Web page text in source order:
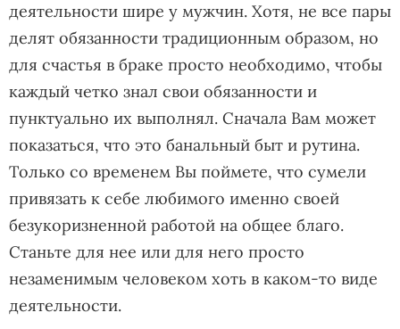
деятельности шире у мужчин. Хотя, не все пары
делят обязанности традиционным образом, но
для счастья в браке просто необходимо, чтобы
каждый четко знал свои обязанности и
пунктуально их выполнял. Сначала Вам может
показаться, что это банальный быт и рутина.
Только со временем Вы поймете, что сумели
привязать к себе любимого именно своей
безукоризненной работой на общее благо.
Станьте для нее или для него просто
незаменимым человеком хоть в каком-то виде
деятельности.